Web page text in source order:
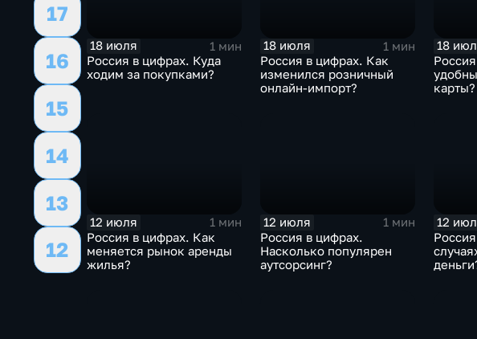
17
16
15
14
13
12
18 июля
1 мин
Россия в цифрах. Куда
ходим за покупками?
18 июля
1 мин
Россия в цифрах. Как
изменился розничный
онлайн-импорт?
18
карты?
12 июля
1 мин
Россия в цифрах. Как
меняется рынок аренды
жилья?
12 июля
1 мин
Россия в цифрах.
Насколько популярен
аутсорсинг?
12